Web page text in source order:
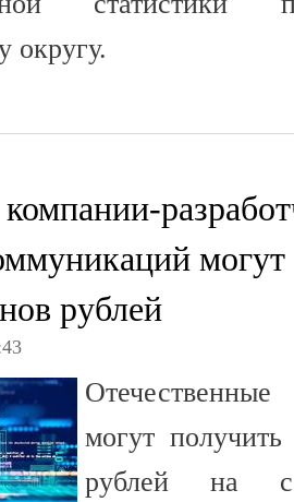
округу.
могут
рублей
могут
рублей на